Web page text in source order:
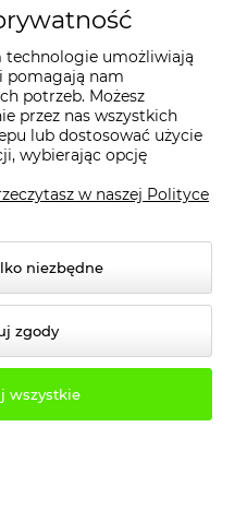
prawa zastrzeżone.
technologie umożliwiają
pomagają nam
potrzeb. Możesz
przez nas wszystkich
lub dostosować użycie
wybierając opcję
w naszej Polityce
niezbędne
zgody
wszystkie